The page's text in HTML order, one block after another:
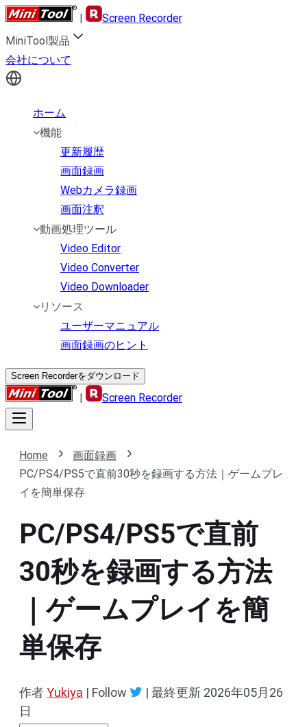
|
Screen Recorder
MiniTool製品
会社について
ホーム
機能
更新履歴
画面録画
Webカメラ録画
画面注釈
動画処理ツール
Video Editor
Video Converter
Video Downloader
リソース
ユーザーマニュアル
画面録画のヒント
Screen Recorderをダウンロード
| Screen Recorder
Home
画面録画
PC/PS4/PS5で直前30秒を録画する方法｜ゲームプレ
イを簡単保存
PC/PS4/PS5で直前
30秒を録画する方法
｜ゲームプレイを簡
単保存
作者Yukiya | Follow | 最終更新 2026年05月26
日